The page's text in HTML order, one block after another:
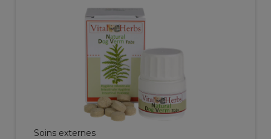
Soins externes